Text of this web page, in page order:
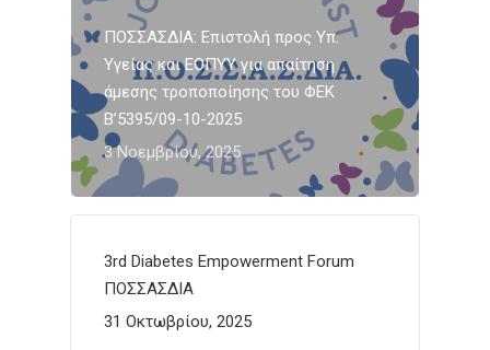
ΠΟΣΣΑΣΔΙΑ: Επιστολή προς Υπ.
Υγείας και ΕΟΠΥΥ για απαίτηση
άμεσης τροποποίησης του ΦΕΚ
Β’5395/09-10-2025
3 Νοεμβρίου, 2025
3rd Diabetes Empowerment Forum
ΠΟΣΣΑΣΔΙΑ
31 Οκτωβρίου, 2025